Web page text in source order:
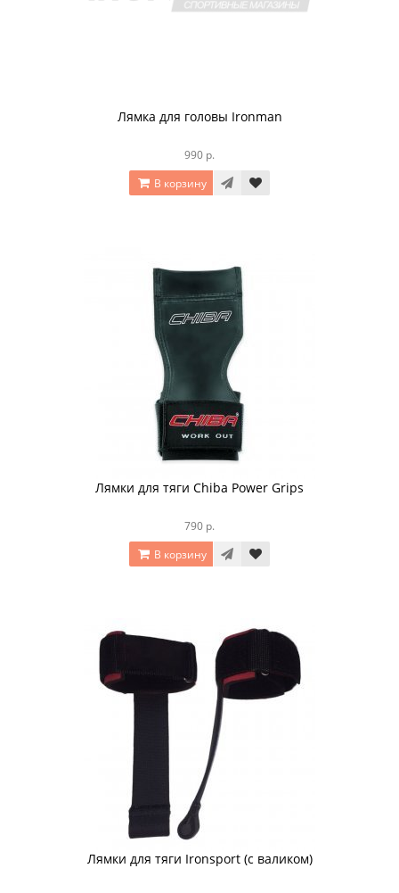
Лямка для головы Ironman
990 р.
В корзину
Лямки для тяги Chiba Power Grips
790 р.
В корзину
Лямки для тяги Ironsport (с валиком)